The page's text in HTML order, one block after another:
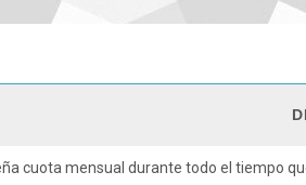
cuota mensual durante todo el tiempo